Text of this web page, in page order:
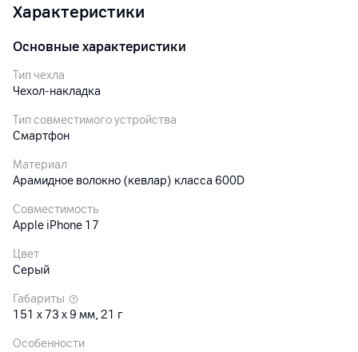
Характеристики
Основные характеристики
Тип чехла
Чехол-накладка
Тип совместимого устройства
Смартфон
Материал
Арамидное волокно (кевлар) класса 600D
Совместимость
Apple iPhone 17
Цвет
Серый
Габариты
151 x 73 x 9 мм, 21 г
Особенности